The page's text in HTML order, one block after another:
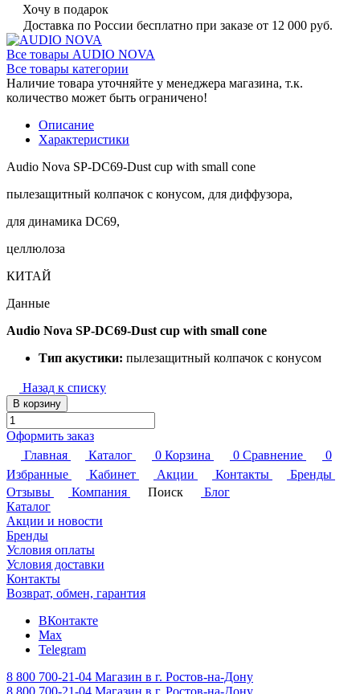
Хочу в подарок
Доставка по России бесплатно при заказе от 12 000 руб.
Все товары AUDIO NOVA
Все товары категории
Наличие товара уточняйте у менеджера магазина, т.к.
количество может быть ограничено!
Описание
Характеристики
Audio Nova SP-DC69-Dust cup with small cone
пылезащитный колпачок с конусом, для диффузора,
для динамика DC69,
целлюлоза
КИТАЙ
Данные
Audio Nova SP-DC69-Dust cup with small cone
Тип акустики: пылезащитный колпачок с конусом
Назад к списку
В корзину
Оформить заказ
Главная
Каталог 0 Корзина 0 Сравнение
0
Избранные
Кабинет Акции Контакты
Бренды
Отзывы
Компания Поиск
Блог
Каталог
Акции и новости
Бренды
Условия оплаты
Условия доставки
Контакты
Возврат, обмен, гарантия
ВКонтакте
Max
Telegram
8 800 700-21-04 Магазин в г. Ростов-на-Дону
8 800 700-21-04 Магазин в г. Ростов-на-Дону